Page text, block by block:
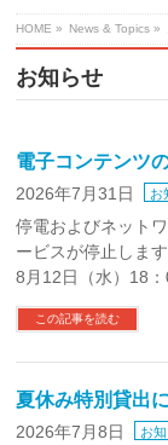
HOME » News & Topics »
お知らせ
電子コンテンツ
2026年7月31日 お
停電およびネット
ービスが停止し
8月12日（水）18
この記事を読む
夏休み特別貸出
2026年7月8日 お